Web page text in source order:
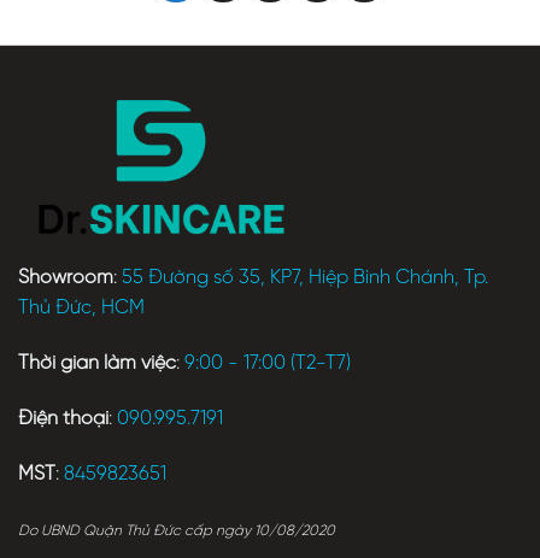
Showroom: 55 Đường số 35, KP7, Hiệp Bình Chánh, Tp.
Thủ Đức, HCM
Thời gian làm việc: 9:00 - 17:00 (T2-T7)
Điện thoại: 090.995.7191
MST : 8459823651
Do UBND Quận Thủ Đức cấp ngày 10/08/2020